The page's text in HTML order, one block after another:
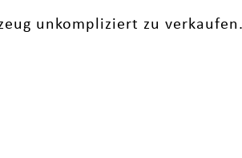
unkompliziert zu